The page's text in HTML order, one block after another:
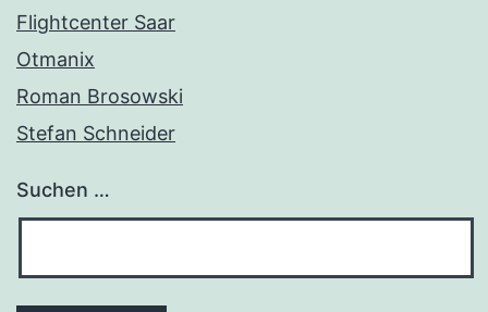
Flightcenter Saar
Otmanix
Roman Brosowski
Stefan Schneider
Suchen …